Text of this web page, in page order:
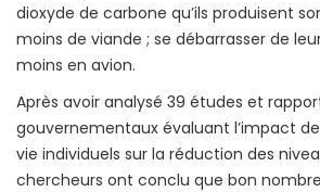
dioxyde de carbone qu’ils produisent
moins de viande ; se débarrasser de
moins en avion.
Après avoir analysé 39 études et
gouvernementaux évaluant l’impact
vie individuels sur la réduction des
chercheurs ont conclu que bon